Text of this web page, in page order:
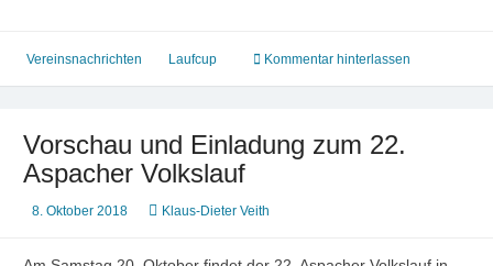
Vereinsnachrichten Laufcup Kommentar hinterlassen
Vorschau und Einladung zum 22.
Aspacher Volkslauf
8. Oktober 2018 Klaus-Dieter Veith